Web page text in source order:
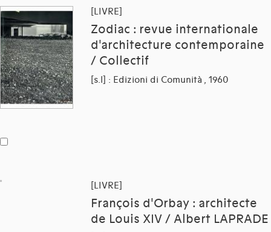
[LIVRE]
Zodiac : revue internationale
d'architecture contemporaine
/ Collectif
[s.l] : Edizioni di Comunità , 1960
[LIVRE]
François d'Orbay : architecte
de Louis XIV / Albert LAPRADE